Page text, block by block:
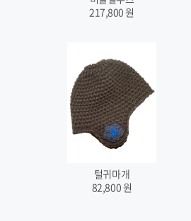
217,800 원
털귀마개
82,800 원